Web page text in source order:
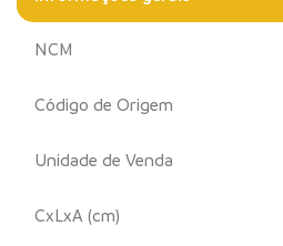
NCM
Código de Origem
Unidade de Venda
CxLxA (cm)